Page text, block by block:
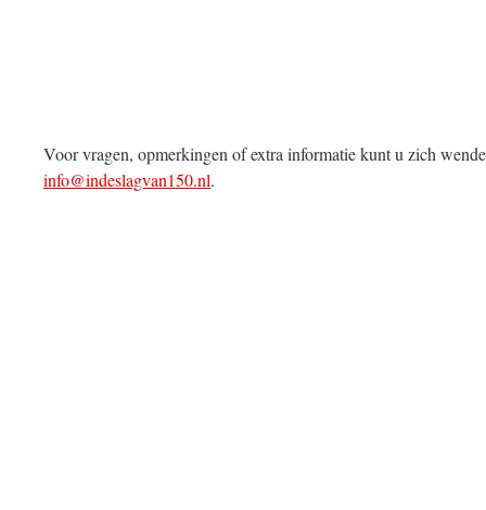
Voor vragen, opmerkingen of extra informatie kunt u zich
info@indeslagvan150.nl.